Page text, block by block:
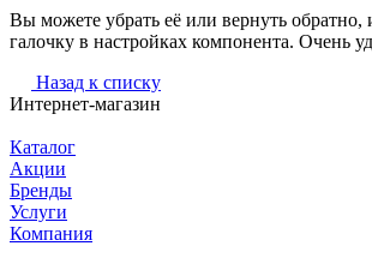
Вы можете убрать её или вернуть обратно,
галочку в настройках компонента. Очень
Назад к списку
Интернет-магазин
Каталог
Акции
Бренды
Услуги
Компания